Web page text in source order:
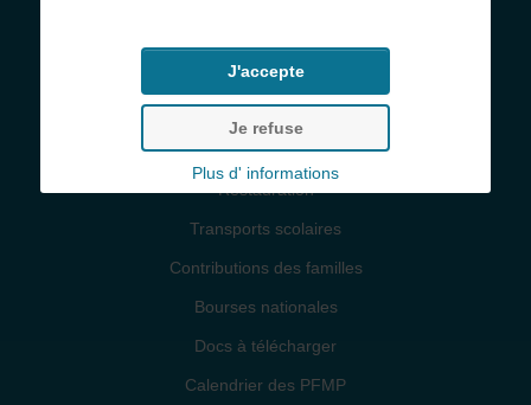
Conditions générales
Infos pratiques
Restauration
Transports scolaires
Contributions des familles
Bourses nationales
Docs à télécharger
Calendrier des PFMP
J'accepte
Je refuse
Plus d' informations